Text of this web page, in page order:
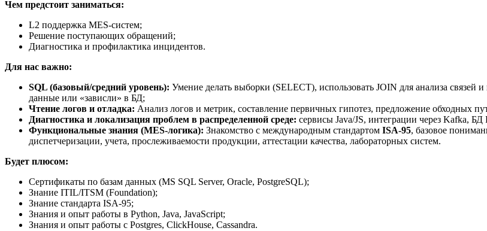
Чем предстоит заниматься:
L2 поддержка MES-систем;
Решение поступающих обращений;
Диагностика и профилактика инцидентов.
Для нас важно:
SQL (базовый/средний уровень): Умение делать выборки (SELECT), использовать JOIN для анализа
данные или «зависли» в БД;
Чтение логов и отладка: Анализ логов и метрик, составление первичных гипотез, предложение обходных
Диагностика и локализация проблем в распределенной среде: сервисы Java/JS, интеграции через Kafka,
Функциональные знания (MES-логика): Знакомство с международным стандартом ISA-95, базовое
диспетчеризации, учета, прослеживаемости продукции, аттестации качества, лабораторных систем.
Будет плюсом:
Сертификаты по базам данных (MS SQL Server, Oracle, PostgreSQL);
Знание ITIL/ITSM (Foundation);
Знание стандарта ISA-95;
Знания и опыт работы в Python, Java, JavaScript;
Знания и опыт работы с Postgres, ClickHouse, Cassandra.